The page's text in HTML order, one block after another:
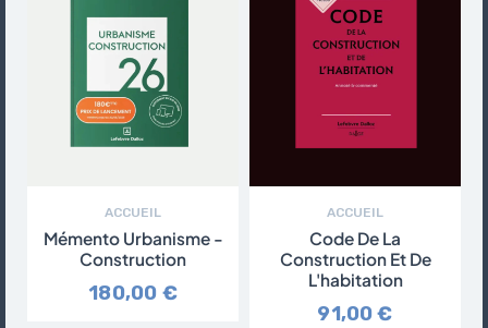
ACCUEIL
Mémento Urbanisme -
Construction
180,00 €
ACCUEIL
Code De La
Construction Et De
L'habitation
91,00 €